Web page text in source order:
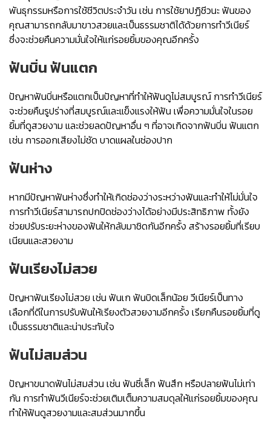
พันธุกรรมหรือการใช้ชีวิตประจำวัน เช่น การใช้ยาปฏิชีวนะ ฟันของ
คุณสามารถกลับมาขาวสวยและเป็นธรรมชาติได้ด้วยการทำวีเนียร์
ซึ่งจะช่วยคืนความมั่นใจให้แก่รอยยิ้มของคุณอีกครั้ง
ฟันบิ่น ฟันแตก
ปัญหาฟันบิ่นหรือแตกเป็นปัญหาที่ทำให้ฟันดูไม่สมบูรณ์ การทำวีเนียร์
จะช่วยคืนรูปร่างที่สมบูรณ์และแข็งแรงให้ฟัน เพื่อความมั่นใจในรอย
ยิ้มที่ดูสวยงาม และช่วยลดปัญหาอื่น ๆ ที่อาจเกิดจากฟันบิ่น ฟันแตก
เช่น การออกเสียงไม่ชัด บาดแผลในช่องปาก
ฟันห่าง
หากมีปัญหาฟันห่างซึ่งทำให้เกิดช่องว่างระหว่างฟันและทำให้ไม่มั่นใจ
การทำวีเนียร์สามารถปกปิดช่องว่างได้อย่างมีประสิทธิภาพ ทั้งยัง
ช่วยปรับระยะห่างของฟันให้กลับมาชิดกันอีกครั้ง สร้างรอยยิ้มที่เรียบ
เนียนและสวยงาม
ฟันเรียงไม่สวย
ปัญหาฟันเรียงไม่สวย เช่น ฟันเก ฟันบิดเล็กน้อย วีเนียร์เป็นทาง
เลือกที่ดีในการปรับฟันให้เรียงตัวสวยงามอีกครั้ง เรียกคืนรอยยิ้มที่ดู
เป็นธรรมชาติและน่าประทับใจ
ฟันไม่สมส่วน
ปัญหาขนาดฟันไม่สมส่วน เช่น ฟันซี่เล็ก ฟันสึก หรือปลายฟันไม่เท่า
กัน การทำฟันวีเนียร์จะช่วยเติมเต็มความสมดุลให้แก่รอยยิ้มของคุณ
ทำให้ฟันดูสวยงามและสมส่วนมากขึ้น